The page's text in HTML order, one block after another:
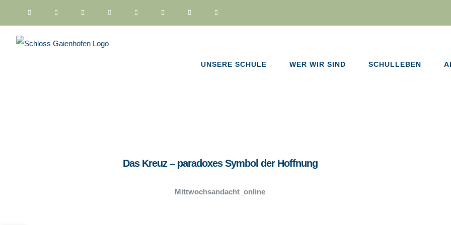
springen
UNSERE SCHULE WER WIR SIND SCHULLEBEN
Das Kreuz – paradoxes Symbol der Hoffnung
Mittwochsandacht_online